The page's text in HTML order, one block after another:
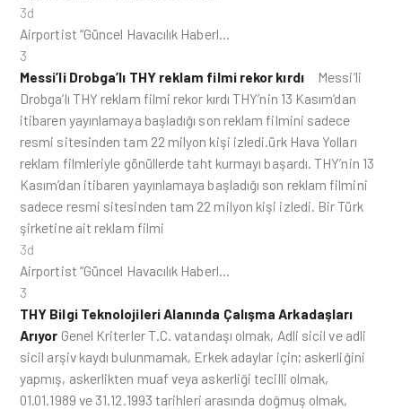
3d
Airportist “Güncel Havacılık Haberl…
3
Messi’li Drobga’lı THY reklam filmi rekor kırdı
Messi’li
Drobga’lı THY reklam filmi rekor kırdı THY’nin 13 Kasım’dan
itibaren yayınlamaya başladığı son reklam filmini sadece
resmi sitesinden tam 22 milyon kişi izledi.ürk Hava Yolları
reklam filmleriyle gönüllerde taht kurmayı başardı. THY’nin 13
Kasım’dan itibaren yayınlamaya başladığı son reklam filmini
sadece resmi sitesinden tam 22 milyon kişi izledi. Bir Türk
şirketine ait reklam filmi
3d
Airportist “Güncel Havacılık Haberl…
3
THY Bilgi Teknolojileri Alanında Çalışma Arkadaşları
Arıyor Genel Kriterler T.C. vatandaşı olmak, Adli sicil ve adli
sicil arşiv kaydı bulunmamak, Erkek adaylar için; askerliğini
yapmış, askerlikten muaf veya askerliği tecilli olmak,
01.01.1989 ve 31.12.1993 tarihleri arasında doğmuş olmak,